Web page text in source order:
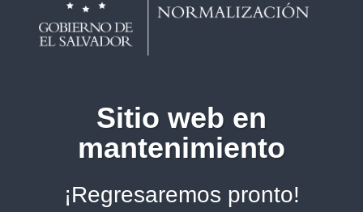
Sitio web en
mantenimiento
¡Regresaremos pronto!